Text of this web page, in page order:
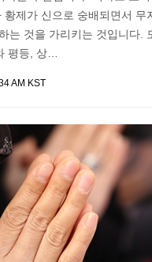
황제가 신으로 숭배되면서 무
는 것을 가리키는 것입니다.
평등, 상…
AM KST